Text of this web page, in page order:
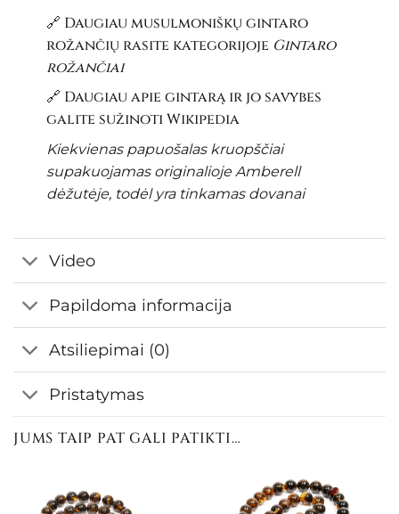
🔗 Daugiau musulmoniškų gintaro
rožančių rasite kategorijoje Gintaro
rožančiai
🔗 Daugiau apie gintarą ir jo savybes
galite sužinotiWikipedia
Kiekvienas papuošalas kruopščiai
supakuojamas originalioje Amberell
dėžutėje, todėl yra tinkamas dovanai
Video
Papildoma informacija
Atsiliepimai (0)
Pristatymas
JUMS TAIP PAT GALI PATIKTI…